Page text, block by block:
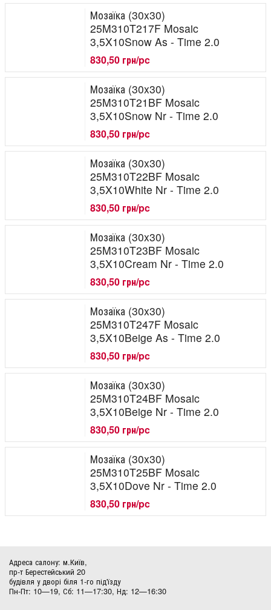
Мозаїка (30x30)
25M310T217F Mosaic
3,5X10Snow As - Time 2.0
830,50 грн/pc
Мозаїка (30x30)
25M310T21BF Mosaic
3,5X10Snow Nr - Time 2.0
830,50 грн/pc
Мозаїка (30x30)
25M310T22BF Mosaic
3,5X10White Nr - Time 2.0
830,50 грн/pc
Мозаїка (30x30)
25M310T23BF Mosaic
3,5X10Cream Nr - Time 2.0
830,50 грн/pc
Мозаїка (30x30)
25M310T247F Mosaic
3,5X10Beige As - Time 2.0
830,50 грн/pc
Мозаїка (30x30)
25M310T24BF Mosaic
3,5X10Beige Nr - Time 2.0
830,50 грн/pc
Мозаїка (30x30)
25M310T25BF Mosaic
3,5X10Dove Nr - Time 2.0
830,50 грн/pc
Адреса салону: м.Київ,
пр-т Берестейський 20
будівля у дворі біля 1-го під'їзду
Пн-Пт: 10—19, Сб: 11—17:30, Нд: 12—16:30